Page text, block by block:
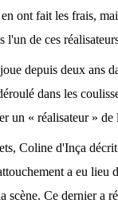
ont fait les frais,
de ces
depuis deux ans
dans les
un « réalisateur » de
Coline d'Inça
a eu lieu
scène. Ce dernier a